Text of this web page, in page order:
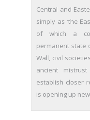
Central and
simply as ‘the
of which a
permanent state
Wall, civil
ancient
establish closer
is opening up